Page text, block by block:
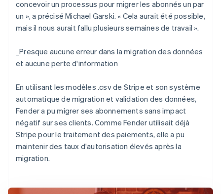
concevoir un processus pour migrer les abonnés un par
un », a précisé Michael Garski. « Cela aurait été possible,
mais il nous aurait fallu plusieurs semaines de travail ».
_Presque aucune erreur dans la migration des données
et aucune perte d'information
En utilisant les modèles .csv de Stripe et son système
automatique de migration et validation des données,
Fender a pu migrer ses abonnements sans impact
négatif sur ses clients. Comme Fender utilisait déjà
Stripe pour le traitement des paiements, elle a pu
maintenir des taux d'autorisation élevés après la
migration.